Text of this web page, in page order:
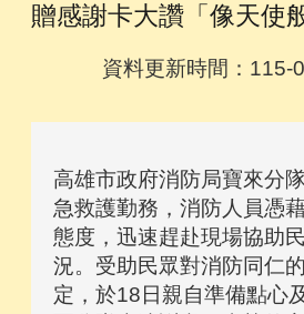
贈感謝卡大讚「像天使
資料更新時間：115-
高雄市政府消防局寶來分
急救護勤務，消防人員憑
態度，迅速趕赴現場協助
況。受助民眾對消防同仁
定，於18日親自準備點心